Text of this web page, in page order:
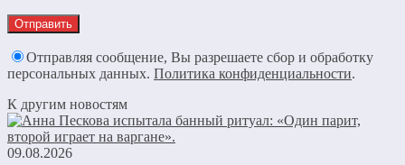
Отправляя сообщение, Вы разрешаете сбор и обработку
персональных данных. Политика конфиденциальности.
К другим новостям
09.08.2026